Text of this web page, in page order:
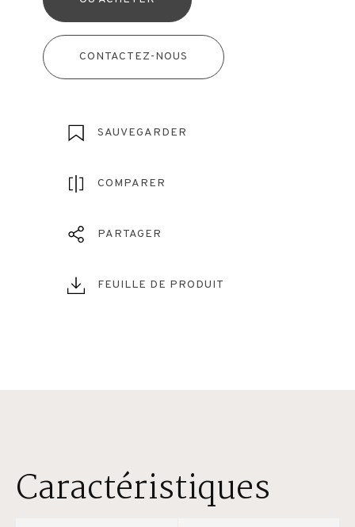
CONTACTEZ-NOUS
SAUVEGARDER
COMPARER
PARTAGER
FEUILLE DE PRODUIT
Caractéristiques